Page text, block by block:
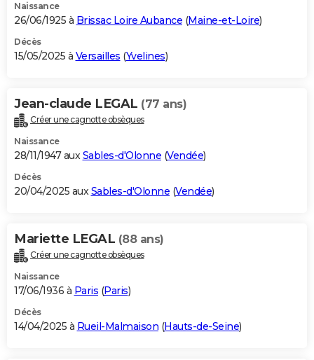
Naissance
26/06/1925 à Brissac Loire Aubance (Maine-et-Loire)
Décès
15/05/2025 à Versailles (Yvelines)
Jean-claude LEGAL (77 ans)
Créer une cagnotte obsèques
Naissance
28/11/1947 auxSables-d'Olonne (Vendée)
Décès
20/04/2025 auxSables-d'Olonne (Vendée)
Mariette LEGAL (88 ans)
Créer une cagnotte obsèques
Naissance
17/06/1936 à Paris (Paris)
Décès
14/04/2025 à Rueil-Malmaison (Hauts-de-Seine)